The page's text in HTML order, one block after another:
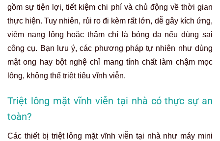
gồm sự tiện lợi, tiết kiệm chi phí và chủ động về thời gian
thực hiện. Tuy nhiên, rủi ro đi kèm rất lớn, dễ gây kích ứng,
viêm nang lông hoặc thậm chí là bỏng da nếu dùng sai
công cụ. Bạn lưu ý, các phương pháp tự nhiên như dùng
mật ong hay bột nghệ chỉ mang tính chất làm chậm mọc
lông, không thể triệt tiêu vĩnh viễn.
Triệt lông mặt vĩnh viễn tại nhà có thực sự an
toàn?
Các thiết bị triệt lông mặt vĩnh viễn tại nhà như máy mini